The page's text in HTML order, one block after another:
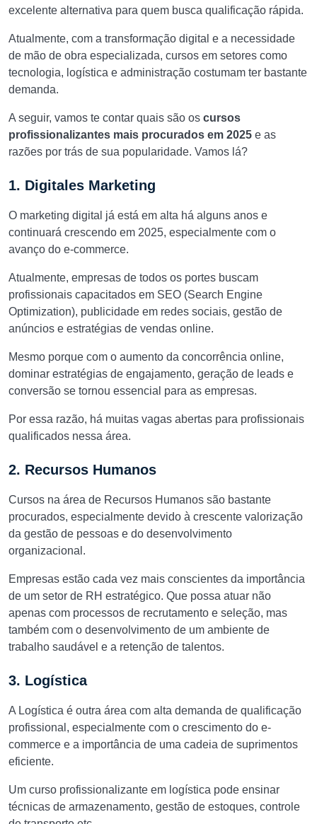
excelente alternativa para quem busca qualificação rápida.
Atualmente, com a transformação digital e a necessidade
de mão de obra especializada, cursos em setores como
tecnologia, logística e administração costumam ter bastante
demanda.
A seguir, vamos te contar quais são os cursos
profissionalizantes mais procurados em 2025 e as
razões por trás de sua popularidade. Vamos lá?
1. Digitales Marketing
O marketing digital já está em alta há alguns anos e
continuará crescendo em 2025, especialmente com o
avanço do e-commerce.
Atualmente, empresas de todos os portes buscam
profissionais capacitados em SEO (Search Engine
Optimization), publicidade em redes sociais, gestão de
anúncios e estratégias de vendas online.
Mesmo porque com o aumento da concorrência online,
dominar estratégias de engajamento, geração de leads e
conversão se tornou essencial para as empresas.
Por essa razão, há muitas vagas abertas para profissionais
qualificados nessa área.
2. Recursos Humanos
Cursos na área de Recursos Humanos são bastante
procurados, especialmente devido à crescente valorização
da gestão de pessoas e do desenvolvimento
organizacional.
Empresas estão cada vez mais conscientes da importância
de um setor de RH estratégico. Que possa atuar não
apenas com processos de recrutamento e seleção, mas
também com o desenvolvimento de um ambiente de
trabalho saudável e a retenção de talentos.
3. Logística
A Logística é outra área com alta demanda de qualificação
profissional, especialmente com o crescimento do e-
commerce e a importância de uma cadeia de suprimentos
eficiente.
Um curso profissionalizante em logística pode ensinar
técnicas de armazenamento, gestão de estoques, controle